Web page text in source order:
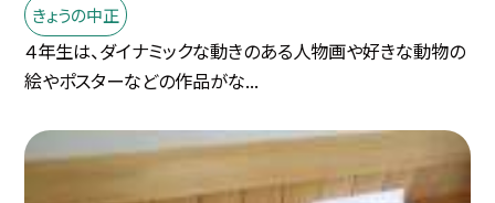
きょうの中正
４年生は、ダイナミックな動きのある人物画や好きな動物の
絵やポスターなどの作品がな...